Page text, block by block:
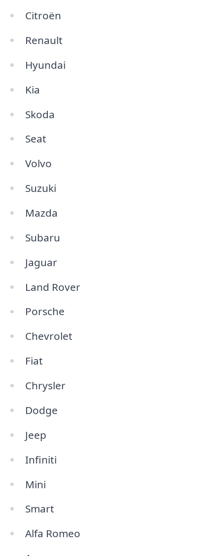
Citroën
Renault
Hyundai
Kia
Skoda
Seat
Volvo
Suzuki
Mazda
Subaru
Jaguar
Land Rover
Porsche
Chevrolet
Fiat
Chrysler
Dodge
Jeep
Infiniti
Mini
Smart
Alfa Romeo